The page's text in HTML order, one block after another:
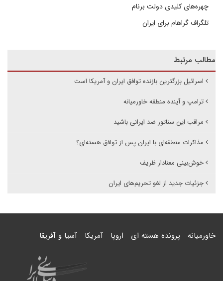
چهره‌های کلیدی دولت برنام
تلگراف گراهام برای ایران
مطالب مرتبط
اسرائیل بزرگترین بازنده توافق ایران و آمریکا است
ترامپ و آینده منطقه خاورمیانه
مراقب این سناتور ضد ایرانی باشید
مذاکرات منطقه‌ای با ایران پس از توافق هسته‌ای؟
خوش‌بینی معنادار ظریف
جزئیات جدید از لغو تحریم‌های ایران
خاورمیانه پرونده هسته ای اروپا آمریکا آسیا و آفریقا